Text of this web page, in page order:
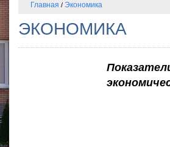
Главная / Экономика
ЭКОНОМИКА